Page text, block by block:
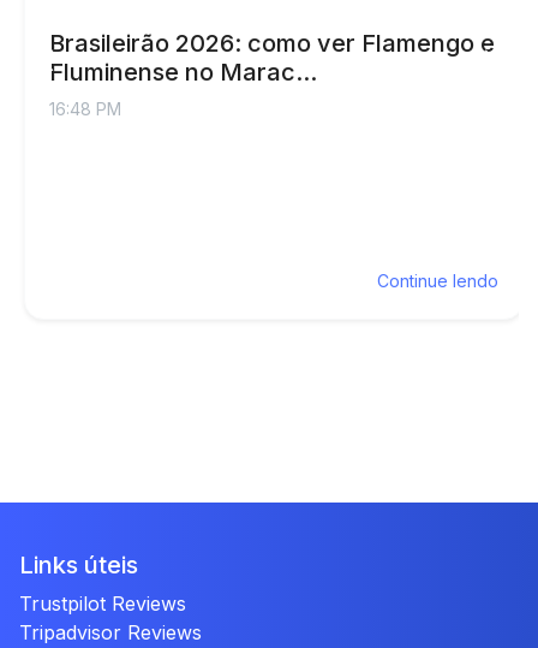
Brasileirão 2026: como ver Flamengo e
Fluminense no Marac...
16:48 PM
Continue lendo
Links úteis
Trustpilot Reviews
Tripadvisor Reviews